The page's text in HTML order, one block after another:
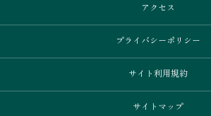
アクセス
プライバシーポリシー
サイト利用規約
サイトマップ